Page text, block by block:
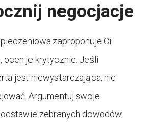
negocjacje
zaproponuje Ci
ocen je krytycznie. Jeśli
jest niewystarczająca, nie
Argumentuj swoje
zebranych dowodów.